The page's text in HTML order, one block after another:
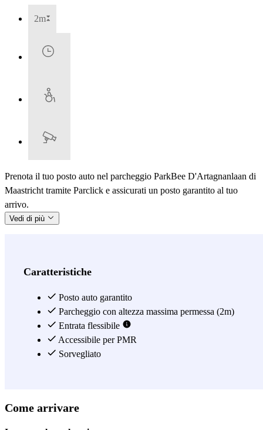
2m
Prenota il tuo posto auto nel parcheggio ParkBee D'Artagnanlaan di
Maastricht tramite Parclick e assicurati un posto garantito al tuo
arrivo.
Vedi di più
Caratteristiche
Posto auto garantito
Parcheggio con altezza massima permessa (2m)
Entrata flessibile
Accessibile per PMR
Sorvegliato
Come arrivare